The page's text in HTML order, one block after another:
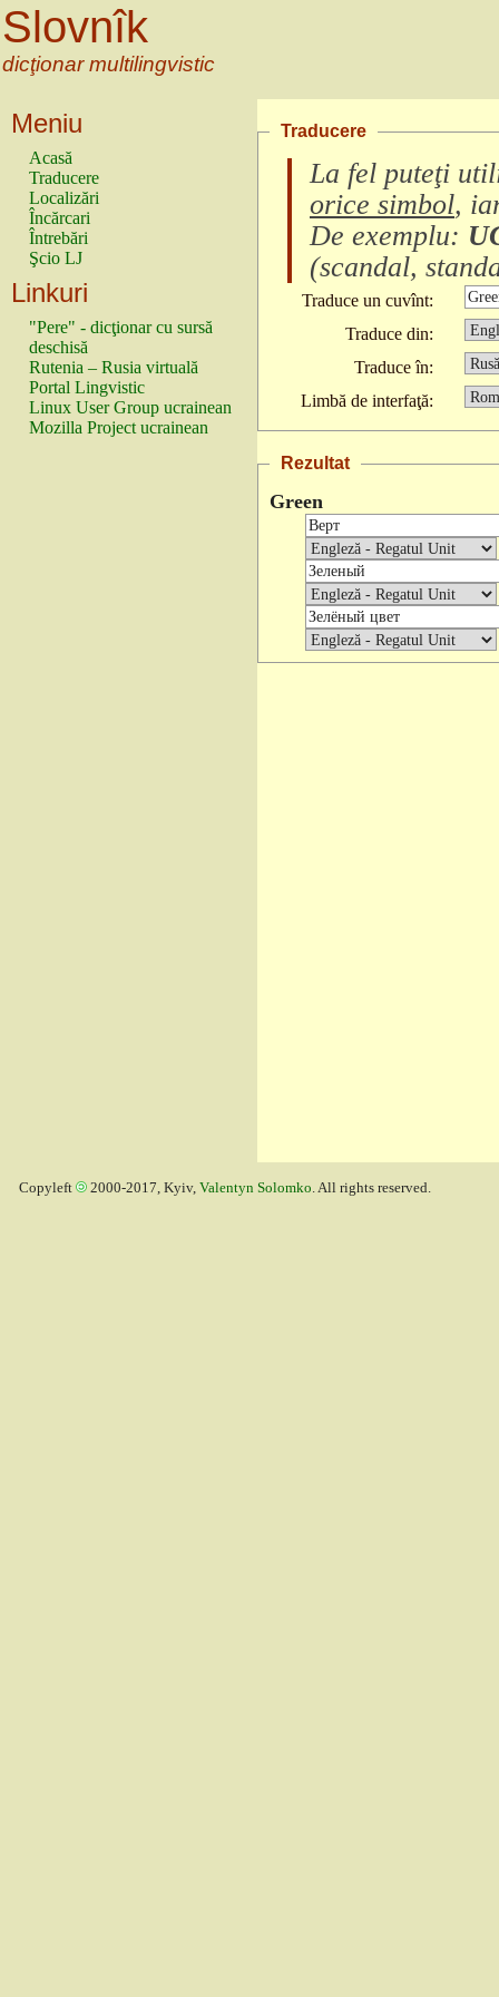
Slovnîk
dicţionar multilingvistic
Meniu
Acasă
Traducere
Localizări
Încărcari
Întrebări
Şcio LJ
Linkuri
"Pere" - dicţionar cu sursă
deschisă
Rutenia – Rusia virtuală
Portal Lingvistic
Linux User Group ucrainean
Mozilla Project ucrainean
Traducere
La fel puteţi
orice simbol,
De exemplu:
(scandal,
Traduce un cuvînt:
Traduce din:
Traduce în:
Limbă de interfaţă:
Rezultat
Green
Copyleft 2000-2017, Kyiv, Valentyn Solomko. All rights reserved.